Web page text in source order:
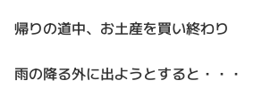
帰りの道中、お土産を買い終わり
雨の降る外に出ようとすると・・・